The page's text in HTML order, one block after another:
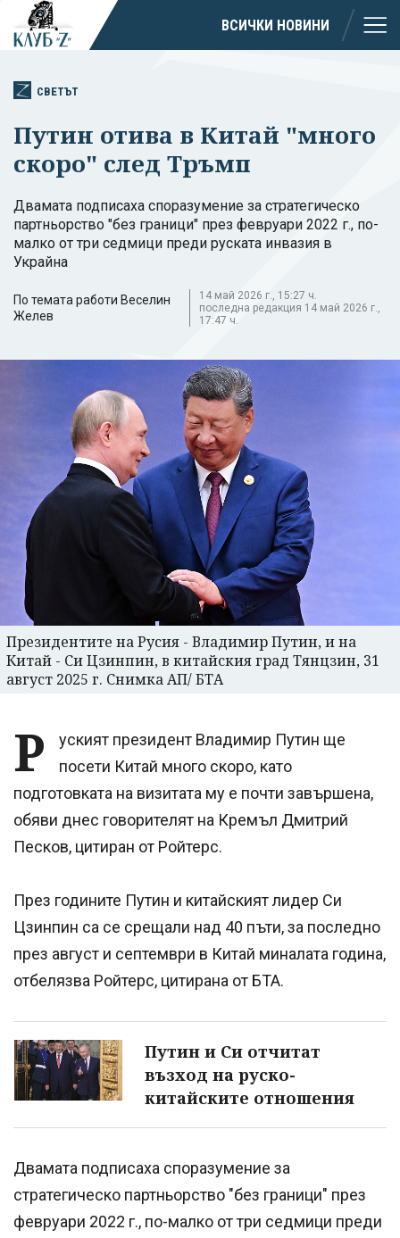
ВСИЧКИ НОВИНИ
СВЕТЪТ
Путин отива в Китай "много
скоро" след Тръмп
Двамата подписаха споразумение за стратегическо
партньорство "без граници" през февруари 2022 г., по-
малко от три седмици преди руската инвазия в
Украйна
По темата работи Веселин
Желев
14 май 2026 г., 15:27 ч.
последна редакция 14 май 2026 г.,
17:47 ч.
Президентите на Русия - Владимир Путин, и на
Китай - Си Цзинпин, в китайския град Тянцзин, 31
август 2025 г. Снимка АП/ БТА
Р
уският президент Владимир Путин ще
посети Китай много скоро, като
подготовката на визитата му е почти завършена,
обяви днес говорителят на Кремъл Дмитрий
Песков, цитиран от Ройтерс.
През годините Путин и китайският лидер Си
Цзинпин са се срещали над 40 пъти, за последно
през август и септември в Китай миналата година,
отбелязва Ройтерс, цитирана от БТА.
Путин и Си отчитат
възход на руско-
китайските отношения
Двамата подписаха споразумение за
стратегическо партньорство "без граници" през
февруари 2022 г., по-малко от три седмици преди